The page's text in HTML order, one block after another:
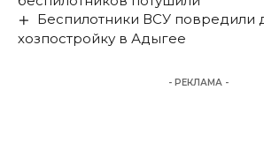
Беспилотники ВСУ повредили
хозпостройку в Адыгее
- РЕКЛАМА -